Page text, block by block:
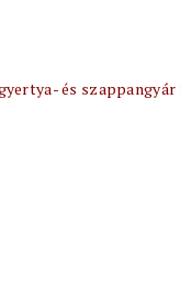
és szappangyár